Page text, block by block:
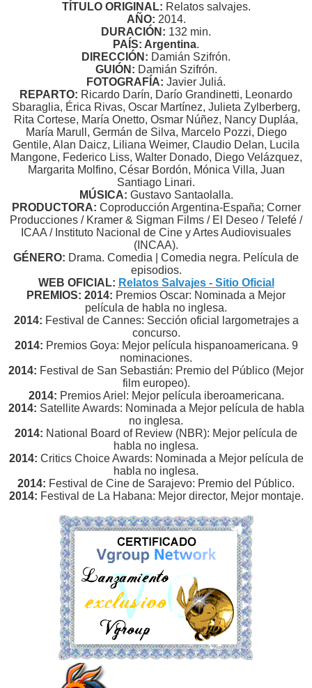
TÍTULO ORIGINAL: Relatos salvajes.
AÑO: 2014.
DURACIÓN: 132 min.
PAÍS: Argentina.
DIRECCIÓN: Damián Szifrón.
GUIÓN: Damián Szifrón.
FOTOGRAFÍA: Javier Juliá.
REPARTO: Ricardo Darín, Darío Grandinetti, Leonardo
Sbaraglia, Érica Rivas, Oscar Martínez, Julieta Zylberberg,
Rita Cortese, María Onetto, Osmar Núñez, Nancy Dupláa,
María Marull, Germán de Silva, Marcelo Pozzi, Diego
Gentile, Alan Daicz, Liliana Weimer, Claudio Delan, Lucila
Mangone, Federico Liss, Walter Donado, Diego Velázquez,
Margarita Molfino, César Bordón, Mónica Villa, Juan
Santiago Linari.
MÚSICA: Gustavo Santaolalla.
PRODUCTORA: Coproducción Argentina-España; Corner
Producciones / Kramer & Sigman Films / El Deseo / Telefé /
ICAA / Instituto Nacional de Cine y Artes Audiovisuales
(INCAA).
GÉNERO: Drama. Comedia | Comedia negra. Película de
episodios.
WEB OFICIAL: Relatos Salvajes - Sitio Oficial
PREMIOS: 2014: Premios Oscar: Nominada a Mejor
película de habla no inglesa.
2014: Festival de Cannes: Sección oficial largometrajes a
concurso.
2014: Premios Goya: Mejor película hispanoamericana. 9
nominaciones.
2014: Festival de San Sebastián: Premio del Público (Mejor
film europeo).
2014: Premios Ariel: Mejor película iberoamericana.
2014: Satellite Awards: Nominada a Mejor película de habla
no inglesa.
2014: National Board of Review (NBR): Mejor película de
habla no inglesa.
2014: Critics Choice Awards: Nominada a Mejor película de
habla no inglesa.
2014: Festival de Cine de Sarajevo: Premio del Público.
2014: Festival de La Habana: Mejor director, Mejor montaje.